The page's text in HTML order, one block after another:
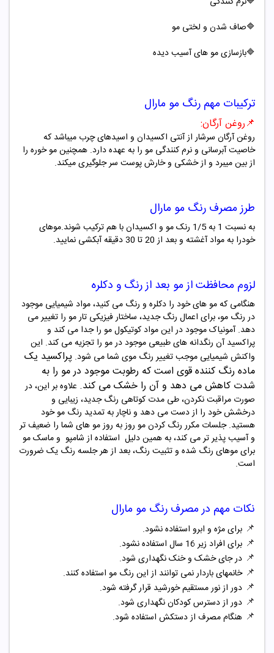
🔷صاف شدن و لختی مو
🔷بازسازی مو های آسیب دیده
ترکیبات مهم رنگ مو مارال
📌روغن آرگان:
روغن آرگان سرشار از آنتی اکسیدان و اسیدهای چرب میباشد که
خاصیت آبرسانی و نرم کنندگی مو را به عهده دارد. همچنین مو خوره را
از بین میبرد و از خشکی و خارش پوست سر جلوگیری میکند.
طرز مصرف رنگ مو مارال
به نسبت 1 به 1/5 رنک مو و اکسیدان با هم ترکیب شوند.موهای
خودرا به مواد آغشته و بعد از 20 تا 30 دقیقه آبکشی نمایید.
لزوم محافظت از مو بعد از رنگ و دکلره
هنگامی که مو های خود را دکلره و رنگ می کنید، مواد شیمیایی موجود
در رنگ مو، برای اعمال رنگ جدید، ساختار فیزیکی تار مو را تغییر می
دهد. آمونیاک موجود در این مواد کوتیکول مو را جدا می کند و
پراکسید آن رنگدانه های طبیعی موجود در مو را تجزیه می کند. این
واکنش شیمیایی موجب تغییر رنگ موی شما می شود. پراکسید یک
ماده رنگ‌ کننده قوی است که رطوبتموجود در مو را به
شدت کاهش می دهد و آن را خشک می کند. علاوه بر این، در
صورت مراقبت نکردن، طی مدت کوتاهی رنگ جدید، زیبایی و
درخشش خود را از دست می دهد و ناچار به تمدید رنگ مو خود
هستید. جلسات مکرر رنگ کردن مو روز به روز مو های شما را ضعیف تر
و آسیب پذیر تر می کند، به همین دلیل استفاده از شامپو و ماسک مو
برای موهای رنگ شده و تثبیت رنگ، بعد از هر جلسه رنگ یک ضرورت
است.
نکات مهم در مصرف رنگ مو مارال
📌 برای مژه و ابرو استفاده نشود.
📌 برای افراد زیر 16 سال استفاده نشود.
📌 در جای خشک و خنک نگهداری شود.
📌خانمهای باردار نمی توانند از این رنگ مو استفاده کنند.
📌 دور از نور مستقیم خورشید قرار گرفته شود.
📌 دور از دسترس کودکان نگهداری شود.
📌 هنگام مصرف از دستکش استفاده شود.